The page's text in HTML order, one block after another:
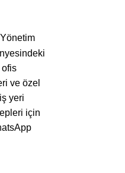
ofis
ve özel
yeri
için